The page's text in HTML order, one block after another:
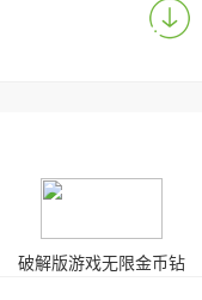
破解版游戏无限金币钻